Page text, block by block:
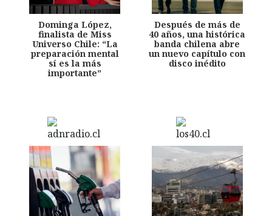
Dominga López,
finalista de Miss
Universo Chile: “La
preparación mental
sí es la más
importante”
Después de más de
40 años, una histórica
banda chilena abre
un nuevo capítulo con
disco inédito